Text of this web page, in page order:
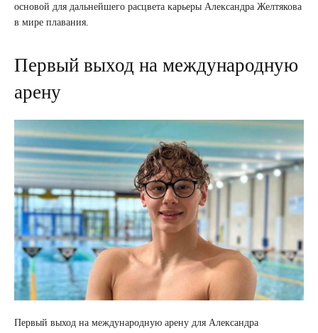
основой для дальнейшего расцвета карьеры Александра Желтякова
в мире плавания.
Первый выход на международную
арену
Первый выход на международную арену для Александра